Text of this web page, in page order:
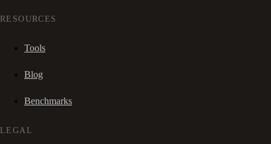
RESOURCES
Tools
Blog
Benchmarks
LEGAL